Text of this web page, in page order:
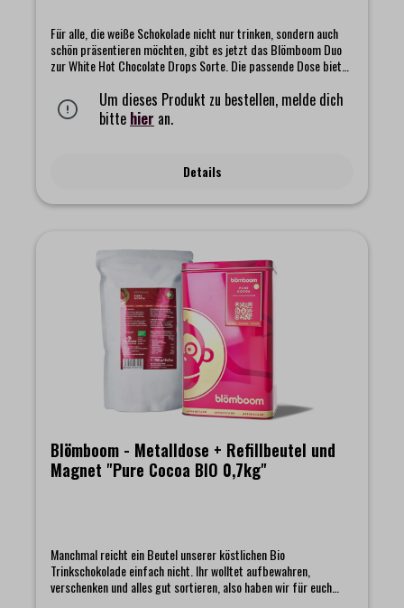
Für alle, die weiße Schokolade nicht nur trinken, sondern auch
schön präsentieren möchten, gibt es jetzt das Blömboom Duo
zur White Hot Chocolate Drops Sorte. Die passende Dose bietet
bringt mit ihrem hellen, freundlichen Design einen warmen
Akzent in eure Küche. Der abgestimmte Magnet ergänzt das Set
und sorgt dafür, dass ein kleines Stück Blömboom Stimmung
- Gastronomie - Metalldose für Refillbeutel- Blömboom Magnet
"White Hot Chocolate Drops"
Um dieses Produkt zu bestellen, melde dich
bitte hier an.
Details
Blömboom - Metalldose + Refillbeutel und
Magnet "Pure Cocoa BIO 0,7kg"
Manchmal reicht ein Beutel unserer köstlichen Bio
Trinkschokolade einfach nicht. Ihr wolltet aufbewahren,
verschenken und alles gut sortieren, also haben wir für euch